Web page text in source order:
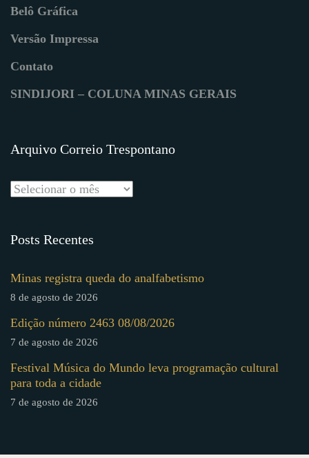
Belô Gráfica
Versão Impressa
Contato
SINDIJORI – COLUNA MINAS GERAIS
Arquivo Correio Trespontano
Posts Recentes
Minas registra queda do analfabetismo
8 de agosto de 2026
Edição número 2463 08/08/2026
7 de agosto de 2026
Festival Música do Mundo leva programação cultural
para toda a cidade
7 de agosto de 2026